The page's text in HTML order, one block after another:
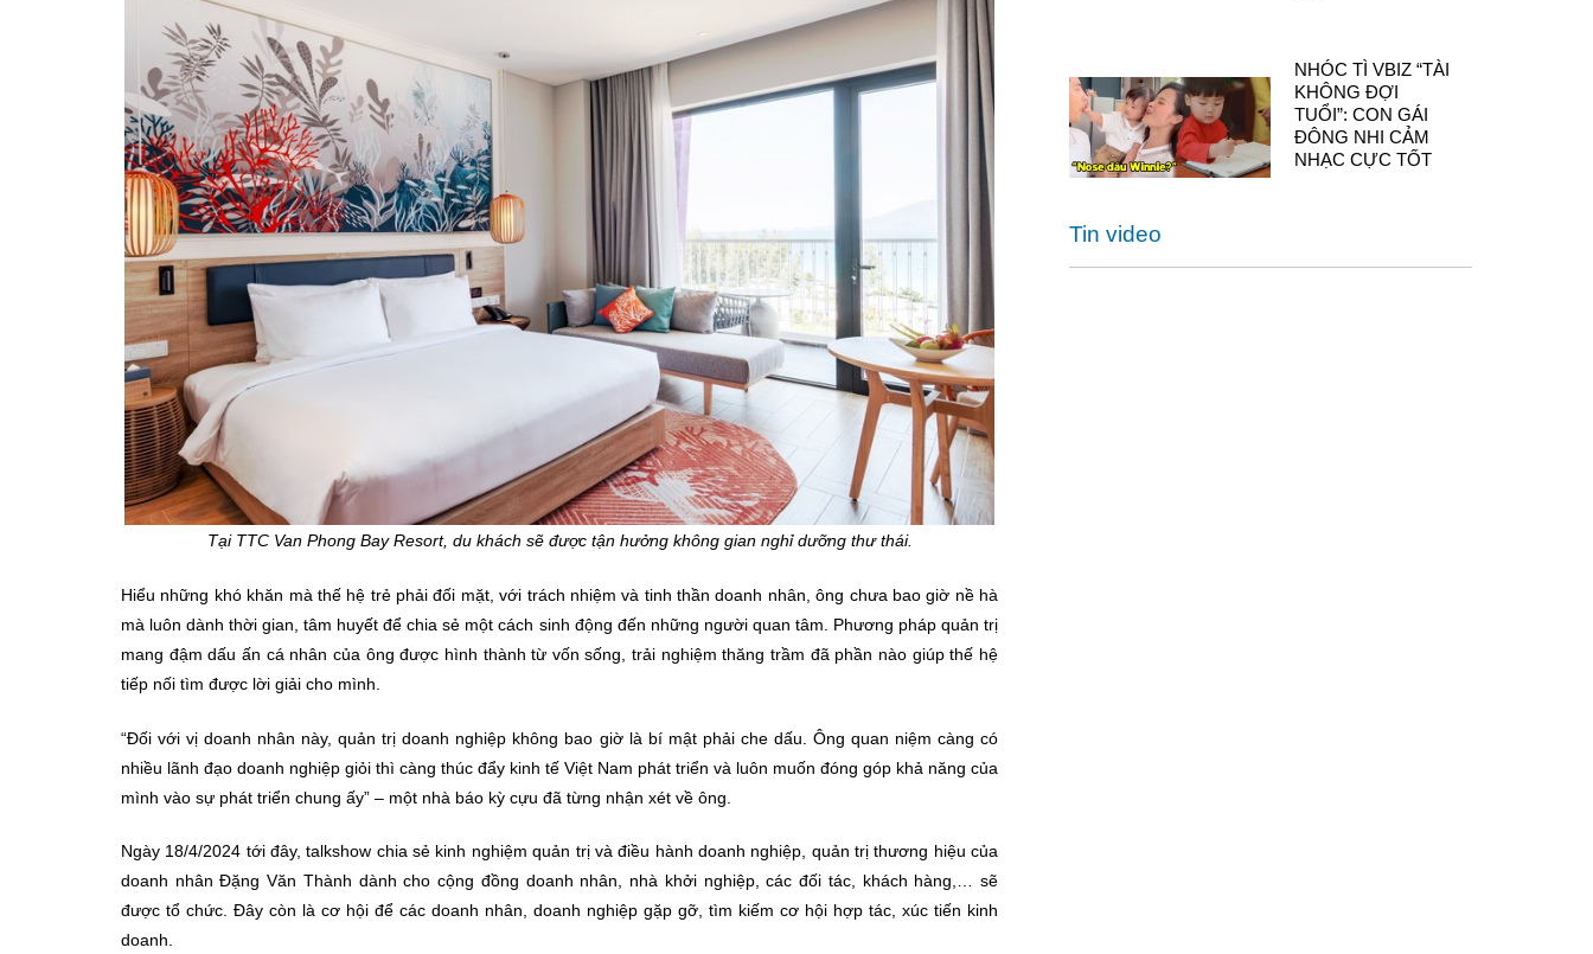
Tại TTC Van Phong Bay Resort, du khách sẽ được tận hưởng không gian nghỉ dưỡng thư thái.
Hiểu những khó khăn mà thế hệ trẻ phải đối mặt, với trách nhiệm và tinh thần doanh nhân, ông chưa bao giờ nề hà
mà luôn dành thời gian, tâm huyết để chia sẻ một cách sinh động đến những người quan tâm. Phương pháp quản trị
mang đậm dấu ấn cá nhân của ông được hình thành từ vốn sống, trải nghiệm thăng trầm đã phần nào giúp thế hệ
tiếp nối tìm được lời giải cho mình.
“Đối với vị doanh nhân này, quản trị doanh nghiệp không bao giờ là bí mật phải che dấu. Ông quan niệm càng có
nhiều lãnh đạo doanh nghiệp giỏi thì càng thúc đẩy kinh tế Việt Nam phát triển và luôn muốn đóng góp khả năng của
mình vào sự phát triển chung ấy” – một nhà báo kỳ cựu đã từng nhận xét về ông.
Ngày 18/4/2024 tới đây, talkshow chia sẻ kinh nghiệm quản trị và điều hành doanh nghiệp, quản trị thương hiệu của
doanh nhân Đặng Văn Thành dành cho cộng đồng doanh nhân, nhà khởi nghiệp, các đối tác, khách hàng,… sẽ
được tổ chức. Đây còn là cơ hội để các doanh nhân, doanh nghiệp gặp gỡ, tìm kiếm cơ hội hợp tác, xúc tiến kinh
doanh.
NHÓC TÌ VBIZ “TÀI
KHÔNG ĐỢI
TUỔI”: CON GÁI
ĐÔNG NHI CẢM
NHẠC CỰC TỐT
Tin video